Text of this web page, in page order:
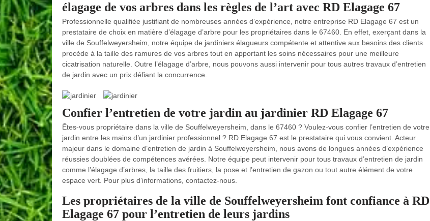
élagage de vos arbres dans les règles de l’art avec RD Elagage 67
Professionnelle qualifiée justifiant de nombreuses années d’expérience, notre entreprise RD Elagage 67 est un
prestataire de choix en matière d’élagage d’arbre pour les propriétaires dans le 67460. En effet, exerçant dans la
ville de Souffelweyersheim, notre équipe de jardiniers élagueurs compétente et attentive aux besoins des clients
procède à la taille des ramures de vos arbres tout en apportant les soins nécessaires pour une meilleure
cicatrisation naturelle. Outre l’élagage d’arbre, nous pouvons aussi intervenir pour tous autres travaux d’entretien
de jardin avec un prix défiant la concurrence.
Confier l’entretien de votre jardin au jardinier RD Elagage 67
Êtes-vous propriétaire dans la ville de Souffelweyersheim, dans le 67460 ? Voulez-vous confier l’entretien de votre
jardin entre les mains d’un jardinier professionnel ? RD Elagage 67 est le prestataire qui vous convient. Acteur
majeur dans le domaine d’entretien de jardin à Souffelweyersheim, nous avons de longues années d’expérience
réussies doublées de compétences avérées. Notre équipe peut intervenir pour tous travaux d’entretien de jardin
comme l’élagage d’arbres, la taille des fruitiers, la pose et l’entretien de gazon ou tout autre élément de votre
espace vert. Pour plus d’informations, contactez-nous.
Les propriétaires de la ville de Souffelweyersheim font confiance à RD
Elagage 67 pour l’entretien de leurs jardins